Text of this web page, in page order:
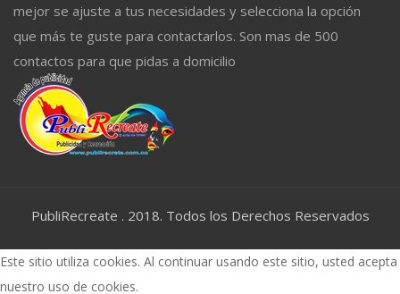
mejor se ajuste a tus necesidades y selecciona la opción
que más te guste para contactarlos. Son mas de 500
contactos para que pidas a domicilio
PubliRecreate . 2018. Todos los Derechos Reservados
Este sitio utiliza cookies. Al continuar usando este sitio, usted acepta
nuestro uso de cookies.